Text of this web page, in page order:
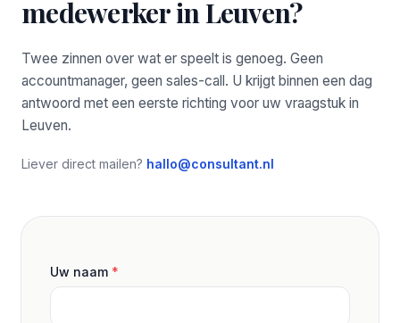
medewerker in Leuven?
Twee zinnen over wat er speelt is genoeg. Geen
accountmanager, geen sales-call. U krijgt binnen een dag
antwoord met een eerste richting voor uw vraagstuk in
Leuven.
Liever direct mailen? hallo@consultant.nl
Uw naam *